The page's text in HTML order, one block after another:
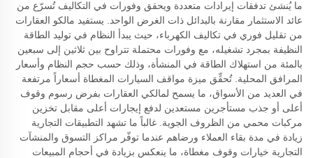
ما يُنشئ تدفقات إيرادات متعددة ويحقق وفورات في التكاليف تُسرّع من
عائد الاستثمار مقارنة بالبدائل ذات الغرض الواحد. يستفيد مالكو العقارات
من تقليل فوري في تكاليف الكهرباء، حيث يبدأ النظام في توليد الطاقة
النظيفة بمجرد تشغيله، مع وفورات محتملة تتراوح بين ثلاثين إلى سبعين
بالمئة من استهلاك الطاقة في المنشأة، وذلك حسب حجم النظام وأسعار
المرافق المحلية. تُحقِّق ميزة مواقف السيارات المغطاة أسعاراً مرتفعة
في العديد من الأسواق، ما يسمح لمالكي العقارات بفرض رسوم وقوف
أعلى أو جذب مستأجرين مستعدين لدفع إيجارات أعلى مقابل تخزين
مركبات محمي من الظروف الجوية. غالباً ما تشهد التطبيقات التجارية
زيادة في مدة بقاء العملاء ورضاهم عندما توفّر مراكز التسوق والمنشآت
التجارية خيارات وقوف مغطاة، ما ينعكس بزيادة في أحجام المبيعات